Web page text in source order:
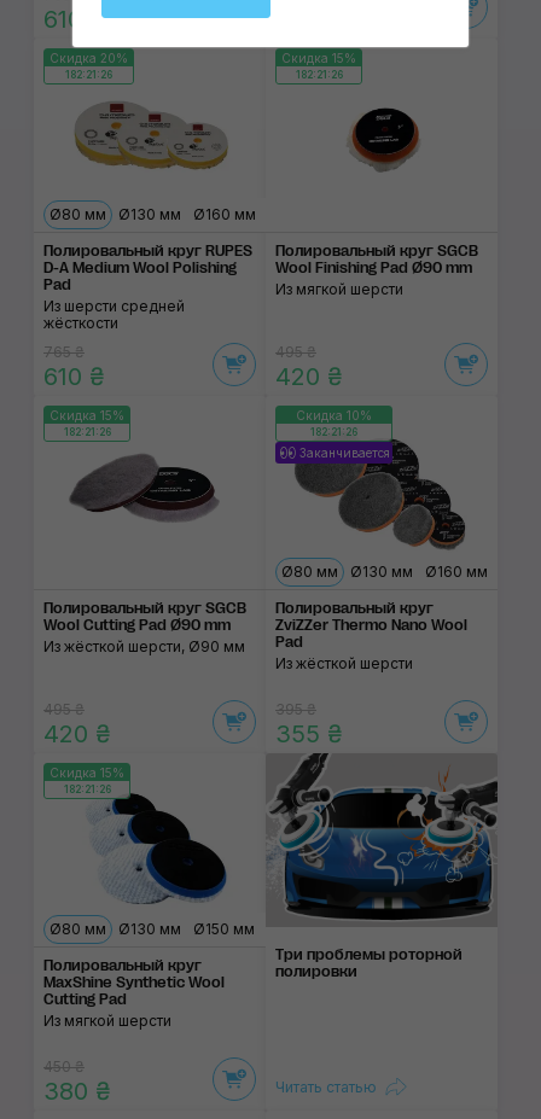
610 ₴
Скидка 20%
182:21:26
Ø80 мм Ø130 мм Ø160 мм
Полировальный круг RUPES
D-A Medium Wool Polishing
Pad
Из шерсти средней
жёсткости
765 ₴
610 ₴
Скидка 15%
182:21:26
Полировальный круг SGCB
Wool Finishing Pad Ø90 mm
Из мягкой шерсти
495 ₴
420 ₴
Скидка 15%
182:21:26
Полировальный круг SGCB
Wool Cutting Pad Ø90 mm
Из жёсткой шерсти, Ø90 мм
495 ₴
420 ₴
Скидка 10%
182:21:26
Заканчивается
Ø80 мм Ø130 мм Ø160 мм
Полировальный круг
ZviZZer Thermo Nano Wool
Pad
Из жёсткой шерсти
395 ₴
355 ₴
Скидка 15%
182:21:26
Ø80 мм Ø130 мм Ø150 мм
Полировальный круг
MaxShine Synthetic Wool
Cutting Pad
Из мягкой шерсти
450 ₴
380 ₴
Три проблемы роторной
полировки
Читать статью